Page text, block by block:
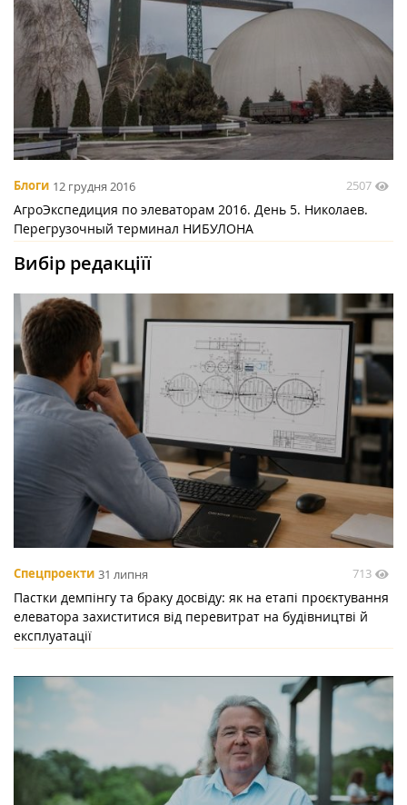
Блоги 12 грудня 2016 2507
АгроЭкспедиция по элеваторам 2016. День 5. Николаев.
Перегрузочный терминал НИБУЛОНА
Вибір редакціїї
Спецпроекти 31 липня 713
Пастки демпінгу та браку досвіду: як на етапі проєктування
елеватора захиститися від перевитрат на будівництві й
експлуатації